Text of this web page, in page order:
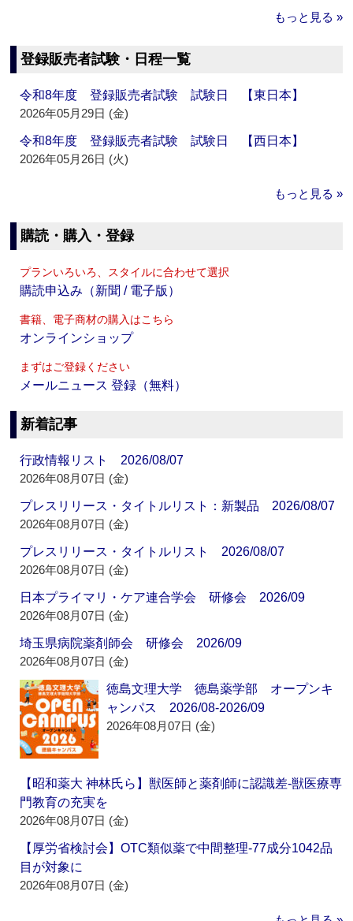
もっと見る »
登録販売者試験・日程一覧
令和8年度 登録販売者試験 試験日 【東日本】
2026年05月29日 (金)
令和8年度 登録販売者試験 試験日 【西日本】
2026年05月26日 (火)
もっと見る »
購読・購入・登録
プランいろいろ、スタイルに合わせて選択
購読申込み（新聞 / 電子版）
書籍、電子商材の購入はこちら
オンラインショップ
まずはご登録ください
メールニュース 登録（無料）
新着記事
行政情報リスト 2026/08/07
2026年08月07日 (金)
プレスリリース・タイトルリスト：新製品 2026/08/07
2026年08月07日 (金)
プレスリリース・タイトルリスト 2026/08/07
2026年08月07日 (金)
日本プライマリ・ケア連合学会 研修会 2026/09
2026年08月07日 (金)
埼玉県病院薬剤師会 研修会 2026/09
2026年08月07日 (金)
徳島文理大学 徳島薬学部 オープンキ
ャンパス 2026/08-2026/09
2026年08月07日 (金)
【昭和薬大 神林氏ら】獣医師と薬剤師に認識差‐獣医療専
門教育の充実を
2026年08月07日 (金)
【厚労省検討会】OTC類似薬で中間整理‐77成分1042品
目が対象に
2026年08月07日 (金)